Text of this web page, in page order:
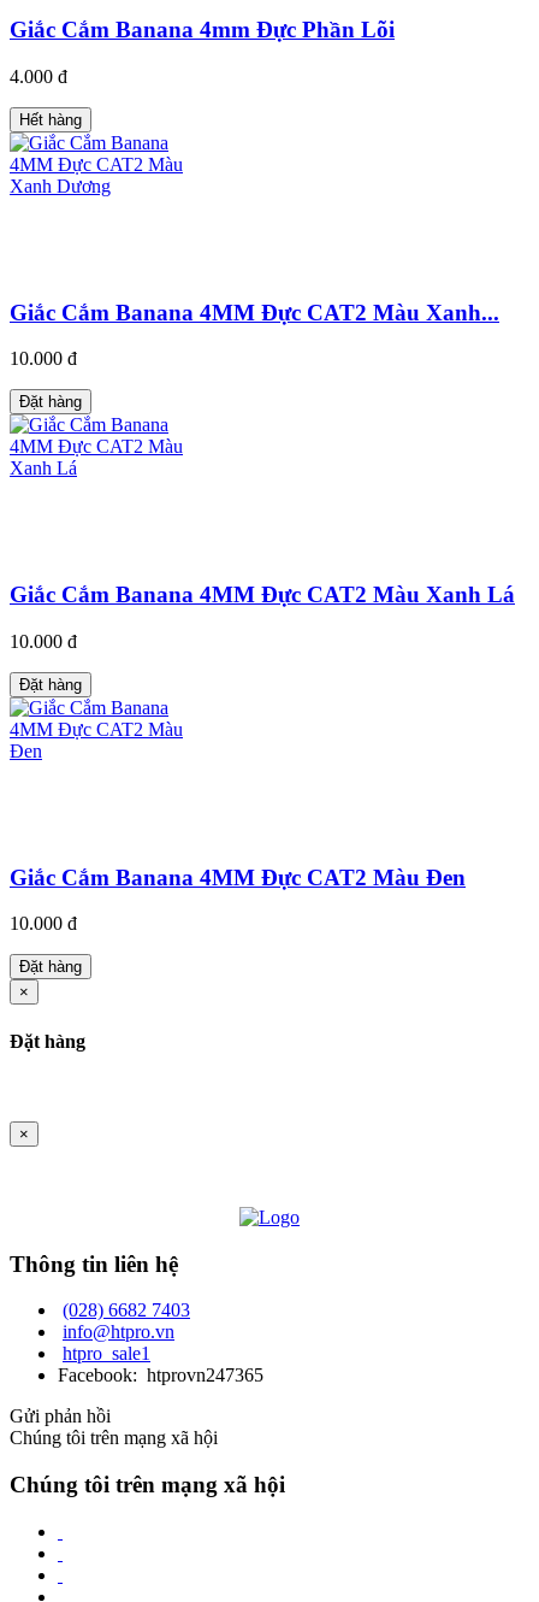
Giắc Cắm Banana 4mm Đực Phần Lõi
4.000 đ
Hết hàng
Giắc Cắm Banana 4MM Đực CAT2 Màu Xanh...
10.000 đ
Đặt hàng
Giắc Cắm Banana 4MM Đực CAT2 Màu Xanh Lá
10.000 đ
Đặt hàng
Giắc Cắm Banana 4MM Đực CAT2 Màu Đen
10.000 đ
Đặt hàng
×
Đặt hàng
×
Thông tin liên hệ
(028) 6682 7403
info@htpro.vn
htpro_sale1
Facebook: htprovn247365
Gửi phản hồi
Chúng tôi trên mạng xã hội
Chúng tôi trên mạng xã hội